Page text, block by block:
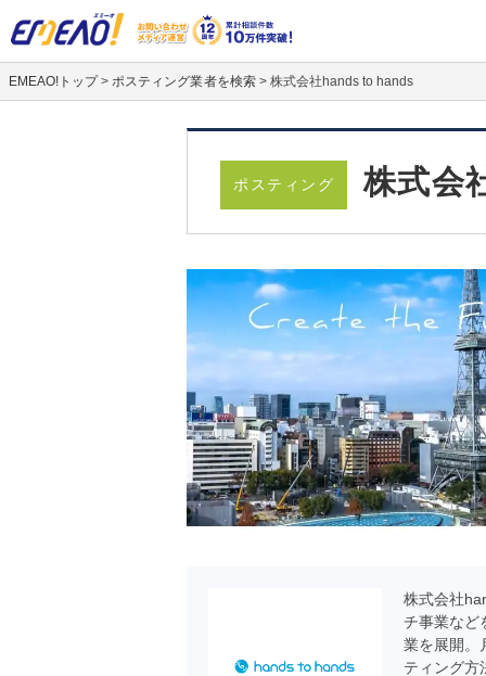
EMEAO!トップ >ポスティング業者を検索 > 株式会社hands to hands
ポスティング 株式会
株式会社
チ事業など
業を展開。
ティング方